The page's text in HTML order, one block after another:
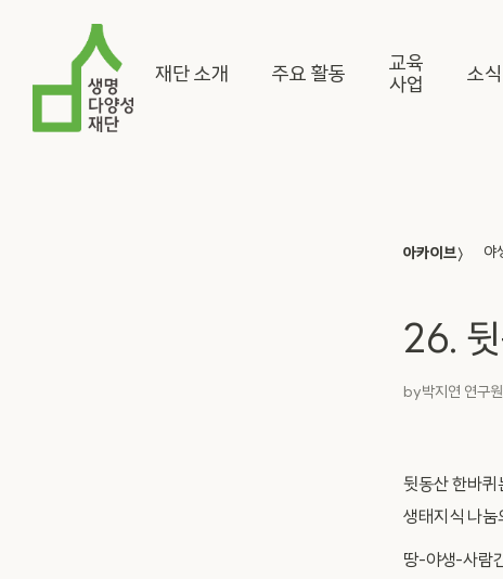
재단 소개 주요 활동
교육
사업
소
아카이브〉 야
26.
by박지연 연구원
뒷동산 한바
생태지식 나눔
땅-야생-사람